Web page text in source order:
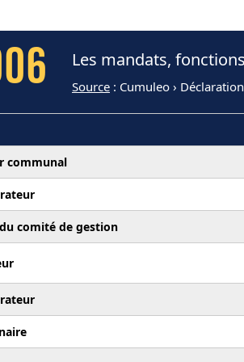
Les mandats,
Source : Cumuleo ›
communal
comité de gestion